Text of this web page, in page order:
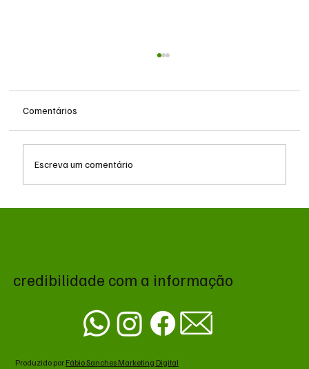
Comentários
Escreva um comentário
credibilidade com a informação
Produzido por Fábio Sanches Marketing Digital